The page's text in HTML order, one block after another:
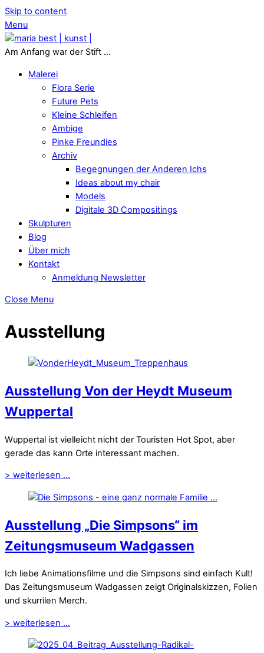
Skip to content
Menu
Am Anfang war der Stift ...
Malerei
Flora Serie
Future Pets
Kleine Schleifen
Ambige
Pinke Freundies
Archiv
Begegnungen der Anderen Ichs
Ideas about my chair
Models
Digitale 3D Compositings
Skulpturen
Blog
Über mich
Kontakt
Anmeldung Newsletter
Close Menu
Ausstellung
Ausstellung Von der Heydt Museum
Wuppertal
Wuppertal ist vielleicht nicht der Touristen Hot Spot, aber
gerade das kann Orte interessant machen.
> weiterlesen ...
Ausstellung „Die Simpsons“ im
Zeitungsmuseum Wadgassen
Ich liebe Animationsfilme und die Simpsons sind einfach Kult!
Das Zeitungsmuseum Wadgassen zeigt Originalskizzen, Folien
und skurrilen Merch.
> weiterlesen ...